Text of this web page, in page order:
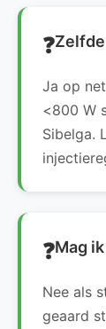
Ja op
<800 W
Sibelga.
Mag
Nee als
geaard